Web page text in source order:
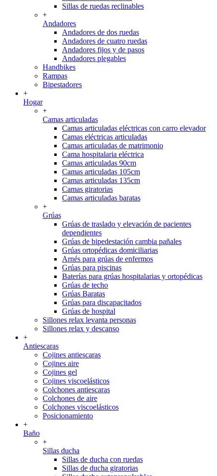
Sillas de ruedas reclinables
+
Andadores
Andadores de dos ruedas
Andadores de cuatro ruedas
Andadores fijos y de pasos
Andadores plegables
Handbikes
Rampas
Bipestadores
+
Hogar
+
Camas articuladas
Camas articuladas eléctricas con carro elevador
Camas eléctricas articuladas
Camas articuladas de matrimonio
Cama hospitalaria eléctrica
Camas articuladas 90cm
Camas articuladas 105cm
Camas articuladas 135cm
Camas giratorias
Camas articuladas baratas
+
Grúas
Grúas de traslado y elevación de pacientes
dependientes
Grúas de bipedestación cambia pañales
Grúas ortopédicas domiciliarias
Arnés para grúas de enfermos
Grúas para piscinas
Baterías para grúas hospitalarias y ortopédicas
Grúas de techo
Grúas Baratas
Grúas para discapacitados
Grúas de hospital
Sillones relax levanta personas
Sillones relax y descanso
+
Antiescaras
Cojines antiescaras
Cojines aire
Cojines gel
Cojines viscoelásticos
Colchones antiescaras
Colchones de aire
Colchones viscoelásticos
Posicionamiento
+
Baño
+
Sillas ducha
Sillas de ducha con ruedas
Sillas de ducha giratorias